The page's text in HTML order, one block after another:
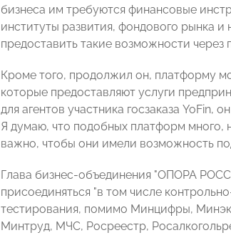
бизнеса им требуются финансовые
институты развития, фондового рынка
предоставить такие возможности через
Кроме того, продолжил он, платформу
которые предоставляют услуги
для агентов участника госзаказа YoFin,
Я думаю, что подобных платформ много,
важно, чтобы они имели возможность
Глава бизнес-объединения "ОПОРА
присоединяться "в том числе
тестирования, помимо Минцифры,
Минтруд, МЧС, Росреестр,